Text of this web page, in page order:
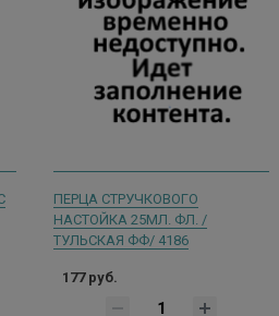
ПЕРЦА СТРУЧКОВОГО
НАСТОЙКА 25МЛ. ФЛ. /
ТУЛЬСКАЯ ФФ/ 4186
177 руб.